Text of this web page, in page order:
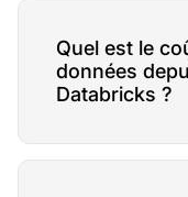
Quel est le
données
Databricks ?